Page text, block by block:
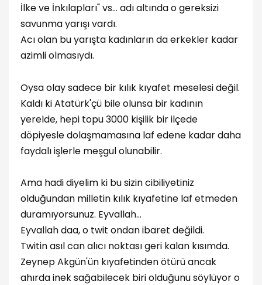
İlke ve İnkılapları" vs... adı altında o gereksizi
savunma yarışı vardı.
Acı olan bu yarışta kadınların da erkekler kadar
azimli olmasıydı.
Oysa olay sadece bir kılık kıyafet meselesi değil.
Kaldı ki Atatürk'çü bile olunsa bir kadının
yerelde, hepi topu 3000 kişilik bir ilçede
döpiyesle dolaşmamasına laf edene kadar daha
faydalı işlerle meşgul olunabilir.
Ama hadi diyelim ki bu sizin cibiliyetiniz
olduğundan milletin kılık kıyafetine laf etmeden
duramıyorsunuz. Eyvallah...
Eyvallah daa, o twit ondan ibaret değildi.
Twitin asıl can alıcı noktası geri kalan kısımda.
Zeynep Akgün'ün kıyafetinden ötürü ancak
ahırda inek sağabilecek biri olduğunu söylüyor o